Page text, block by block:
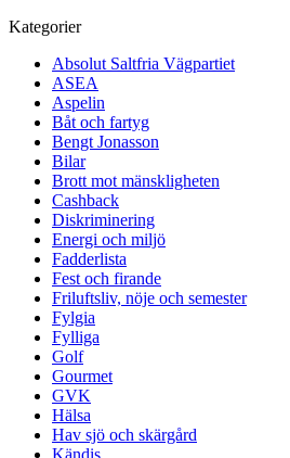
Kategorier
Absolut Saltfria Vägpartiet
ASEA
Aspelin
Båt och fartyg
Bengt Jonasson
Bilar
Brott mot mänskligheten
Cashback
Diskriminering
Energi och miljö
Fadderlista
Fest och firande
Friluftsliv, nöje och semester
Fylgia
Fylliga
Golf
Gourmet
GVK
Hälsa
Hav sjö och skärgård
Kändis